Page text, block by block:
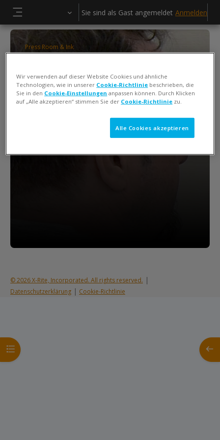
Website-Übersicht
Sie sind als Gast angemeldet Anmelden
Kursindex öffnen
Press Room & Ink
Keiko Piotrowski
© 2026 X-Rite, Incorporated. All rights reserved. |
Datenschutzerklärung| Cookie-Richtlinie
Wir verwenden auf dieser Website Cookies und ähnliche
Technologien, wie in unserer Cookie-Richtlinie beschrieben, die
Sie in den Cookie-Einstellungen anpassen können. Durch Klicken
auf „Alle akzeptieren“ stimmen Sie der Cookie-Richtlinie zu.
Alle Cookies akzeptieren